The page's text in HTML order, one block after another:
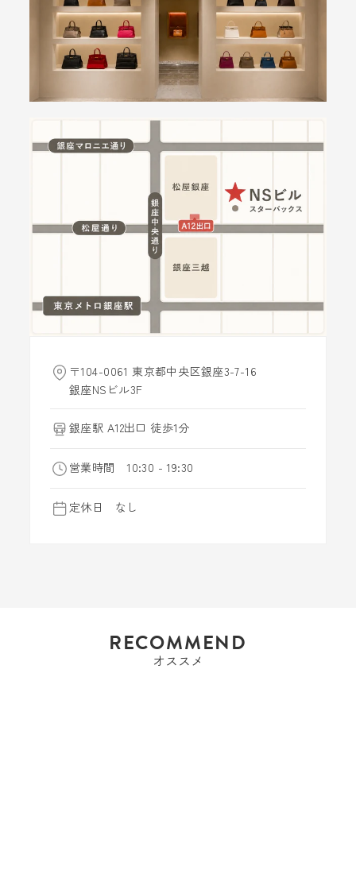
〒104-0061 東京都中央区銀座3-7-16
銀座NSビル3F
銀座駅 A12出口 徒歩1分
営業時間 10:30 - 19:30
定休日 なし
RECOMMEND
オススメ